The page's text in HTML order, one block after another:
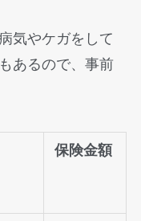
気やケガをして
あるので、事前
保険金額